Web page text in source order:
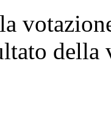
della